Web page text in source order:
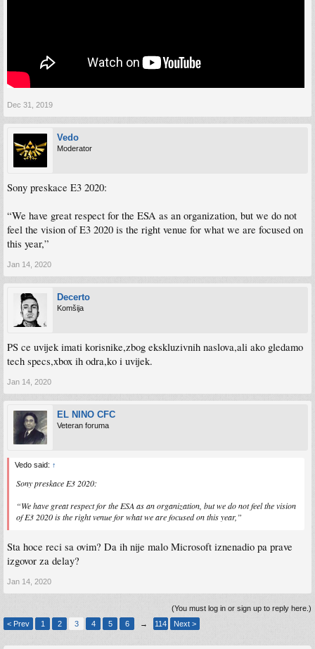
Dec 31, 2019
Vedo
Moderator
Sony preskace E3 2020:
“We have great respect for the ESA as an organization, but we do not
feel the vision of E3 2020 is the right venue for what we are focused on
this year,”
Jan 14, 2020
Decerto
Komšija
PS ce uvijek imati korisnike,zbog ekskluzivnih naslova,ali ako gledamo
tech specs,xbox ih odra,ko i uvijek.
Jan 14, 2020
EL NINO CFC
Veteran foruma
Vedo said: ↑
Sony preskace E3 2020:
“We have great respect for the ESA as an organization, but we do not feel the vision
of E3 2020 is the right venue for what we are focused on this year,”
Sta hoce reci sa ovim? Da ih nije malo Microsoft iznenadio pa prave
izgovor za delay?
Jan 14, 2020
(You must log in or sign up to reply here.)
< Prev
1 2 3 4 5 6 → 114 Next >